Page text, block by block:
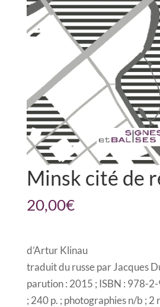
Minsk cité de
20,00€
d’Artur Klinau
traduit du russe par Jacques
parution : 2015 ; ISBN : 978-
; 240 p. ; photographies n/b ; 2